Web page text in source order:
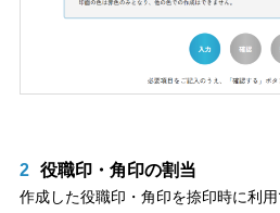
2 役職印・角印の割当
作成した役職印・角印を捺印時に利